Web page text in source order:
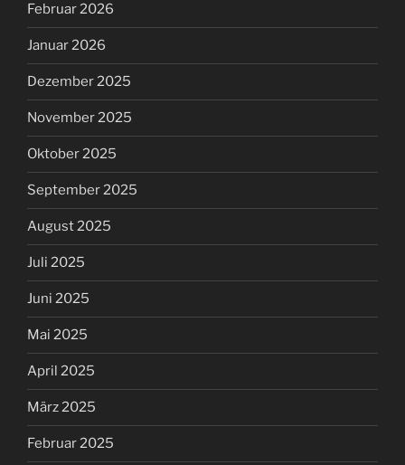
Februar 2026
Januar 2026
Dezember 2025
November 2025
Oktober 2025
September 2025
August 2025
Juli 2025
Juni 2025
Mai 2025
April 2025
März 2025
Februar 2025